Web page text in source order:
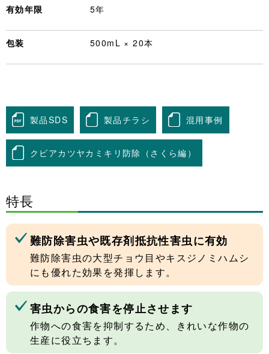
有効年限 5年
包装 500mL × 20本
製品SDS 製品チラシ 混用事例
クビアカツヤカミキリ防除（さくら編）
特長
難防除害虫や既存剤抵抗性害虫に有効
難防除害虫の大型チョウ目やキスジノミハムシ
にも優れた効果を発揮します。
害虫からの食害を停止させます
作物への食害を抑制するため、きれいな作物の
生産に役立ちます。